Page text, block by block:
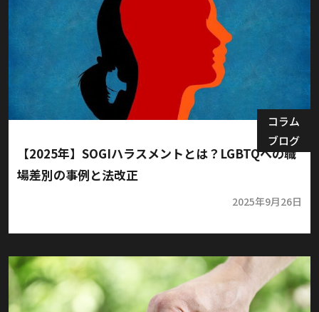
コラム
ブログ
【2025年】SOGIハラスメントとは？LGBTQへの職
場差別の事例と法改正
2025年9月26日